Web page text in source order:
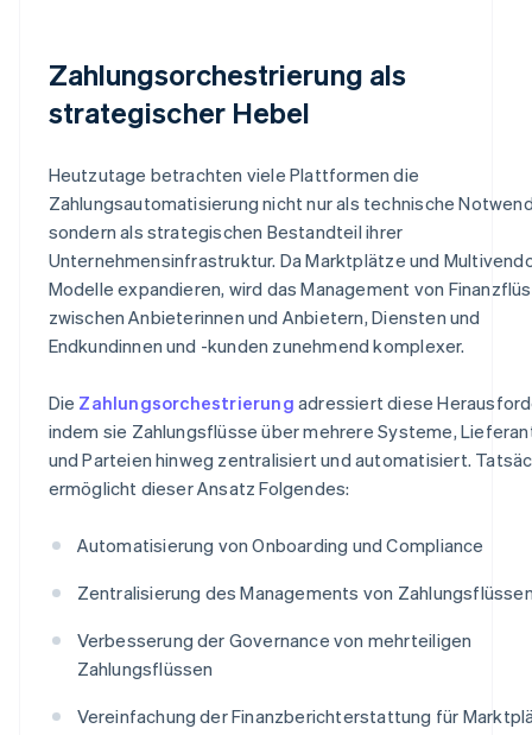
Zahlungsorchestrierung als
strategischer Hebel
Heutzutage betrachten viele Plattformen die
Zahlungsautomatisierung nicht nur als technische
sondern als strategischen Bestandteil ihrer
Unternehmensinfrastruktur. Da Marktplätze und
Modelle expandieren, wird das Management von
zwischen Anbieterinnen und Anbietern, Diensten und
Endkundinnen und -kunden zunehmend komplexer.
Die Zahlungsorchestrierung adressiert diese
indem sie Zahlungsflüsse über mehrere Systeme,
und Parteien hinweg zentralisiert und automatisiert.
ermöglicht dieser Ansatz Folgendes:
Automatisierung von Onboarding und Compliance
Zentralisierung des Managements von
Verbesserung der Governance von mehrteiligen
Zahlungsflüssen
Vereinfachung der Finanzberichterstattung für